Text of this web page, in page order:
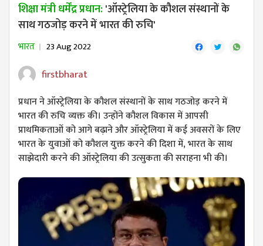
शिक्षा मंत्री धर्मेंद्र प्रधान:'ऑस्ट्रेलिया के कौशल संस्थानों के
साथ गठजोड़ करने में भारत की रुचि'
भारत 23 Aug 2022
firstbharat
प्रधान ने ऑस्ट्रेलिया के कौशल संस्थानों के साथ गठजोड़ करने में
भारत की रुचि व्यक्त की। उन्होंने कौशल विकास में आपसी
प्राथमिकताओं को आगे बढ़ाने और ऑस्ट्रेलिया में कई अवसरों के लिए
भारत के युवाओं को कौशल युक्त करने की दिशा में, भारत के साथ
साझेदारी करने की ऑस्ट्रेलिया की उत्सुकता की सराहना भी की।